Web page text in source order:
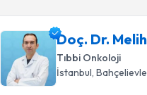
Doç. Dr.
Tıbbi Onkoloji
İstanbul ,